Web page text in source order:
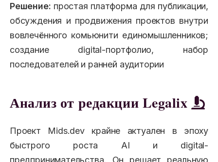
Решение: простая платформа для публикации,
обсуждения и продвижения проектов внутри
вовлечённого комьюнити единомышленников;
создание digital-портфолио, набор
последователей и ранней аудитории
Анализ от редакции Legalix
Проект Mids.dev крайне актуален в эпоху
быстрого роста AI и digital-
предпринимательства. Он решает реальную